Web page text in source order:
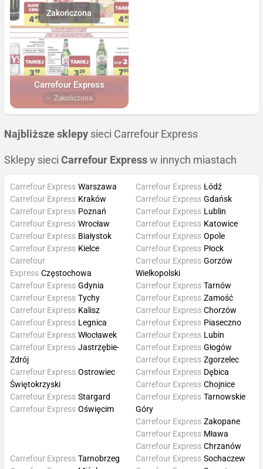
Carrefour Express
Zakończona
Najbliższe sklepy sieci Carrefour Express
Sklepy sieci Carrefour Express w innych miastach
Carrefour Express Warszawa
Carrefour Express Kraków
Carrefour Express Poznań
Carrefour Express Wrocław
Carrefour Express Łódź
Carrefour Express Gdańsk
Carrefour Express Lublin
Carrefour Express Katowice
Carrefour Express Białystok
Carrefour Express Kielce
Carrefour
Express Częstochowa
Carrefour Express Gdynia
Carrefour Express Opole
Carrefour Express Płock
Carrefour Express Gorzów
Wielkopolski
Carrefour Express Tarnów
Carrefour Express Tychy
Carrefour Express Kalisz
Carrefour Express Legnica
Carrefour Express Włocławek
Carrefour Express Zamość
Carrefour Express Chorzów
Carrefour Express Piaseczno
Carrefour Express Lubin
Carrefour Express Jastrzębie-
Zdrój
Carrefour Express Ostrowiec
Świętokrzyski
Carrefour Express Stargard
Carrefour Express Oświęcim
Carrefour Express Głogów
Carrefour Express Zgorzelec
Carrefour Express Dębica
Carrefour Express Chojnice
Carrefour Express Tarnowskie
Góry
Carrefour Express Zakopane
Carrefour Express Mława
Carrefour Express Chrzanów
Carrefour Express Tarnobrzeg
Carrefour Express Sochaczew